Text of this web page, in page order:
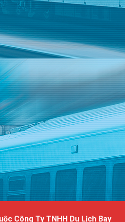
Công Ty TNHH Du Lịch Bay